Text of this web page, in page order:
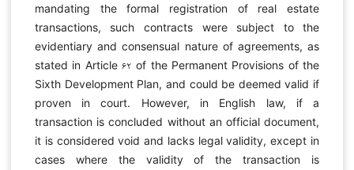
mandating the formal registration of real estate
transactions, such contracts were subject to the
evidentiary and consensual nature of agreements, as
stated in Article ۶۲ of the Permanent Provisions of the
Sixth Development Plan, and could be deemed valid if
proven in court. However, in English law, if a
transaction is concluded without an official document,
it is considered void and lacks legal validity, except in
cases where the validity of the transaction is